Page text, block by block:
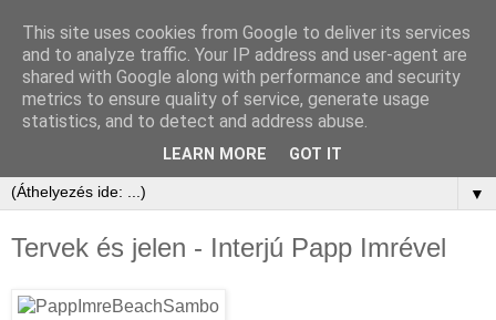
▼
Tervek és jelen - Interjú Papp Imrével
This site uses cookies from Google to deliver its services
and to analyze traffic. Your IP address and user-agent are
shared with Google along with performance and security
metrics to ensure quality of service, generate usage
statistics, and to detect and address abuse.
LEARN MORE GOT IT